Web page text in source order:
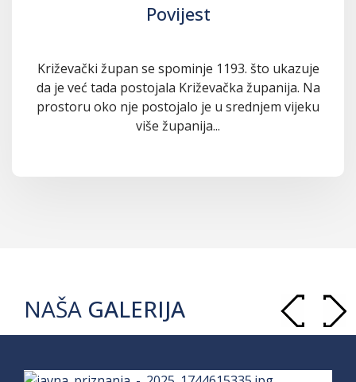
Povijest
Križevački župan se spominje 1193. što ukazuje
da je već tada postojala Križevačka županija. Na
prostoru oko nje postojalo je u srednjem vijeku
više županija...
NAŠA GALERIJA